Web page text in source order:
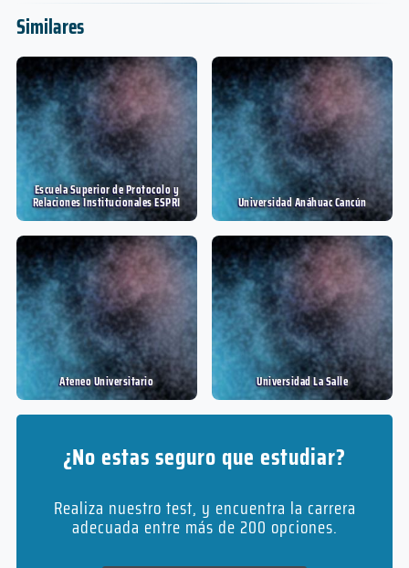
Similares
Escuela Superior de Protocolo y
Relaciones Institucionales ESPRI Universidad Anáhuac Cancún
Ateneo Universitario Universidad La Salle
¿No estas seguro que estudiar?
Realiza nuestro test, y encuentra la carrera
adecuada entre más de 200 opciones.